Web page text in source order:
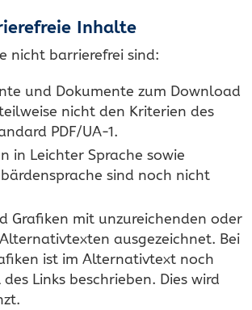
Inhalte
nicht barrierefrei sind:
und Dokumente zum Download
nicht den Kriterien des
PDF/UA-1.
in Leichter Sprache sowie
sind noch nicht
Grafiken mit unzureichenden oder
ausgezeichnet. Bei
ist im Alternativtext noch
Links beschrieben. Dies wird